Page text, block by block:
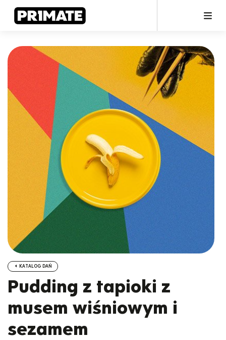
KATALOG DAŃ
Pudding z tapioki z
musem wiśniowym i
sezamem